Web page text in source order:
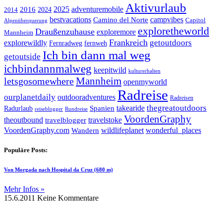
2014 2016 2024 2025 adventuremobile Aktivurlaub
Alpenüberquerung bestvacations Camino del Norte campvibes Capitol
Mannheim Draußenzuhause exploremore exploretheworld
explorewildly Fernradweg fernweh Frankreich getoutdoors
getoutside Ich bin dann mal weg
ichbindannmalweg keepitwild kulturerhalten
letsgosomewhereMannheim openmyworld
ourplanetdaily outdooradventures Radreise Radreisen
Radurlaub reiseblogger Rundreise Spanien takearide thegreatoutdoors
theoutbound travelblogger travelstoke VoordenGraphy
VoordenGraphy.com Wandern wildlifeplanet wonderful_places
Populäre Posts:
Von Morgada nach Hospital da Cruz (680 m)
Mehr Infos »
15.6.2011 Keine Kommentare